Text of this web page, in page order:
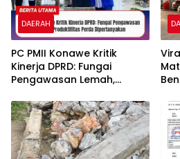
DAERAH
PC PMII Konawe Kritik
Kinerja DPRD: Fungai
Pengawasan Lemah,
Dipertanyakan